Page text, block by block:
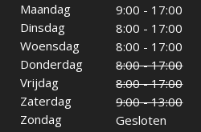
Maandag
9:00 - 17:00
Dinsdag
8:00 - 17:00
Woensdag
8:00 - 17:00
Donderdag
8:00 - 17:00
Vrijdag
8:00 - 17:00
Zaterdag
9:00 - 13:00
Zondag
Gesloten